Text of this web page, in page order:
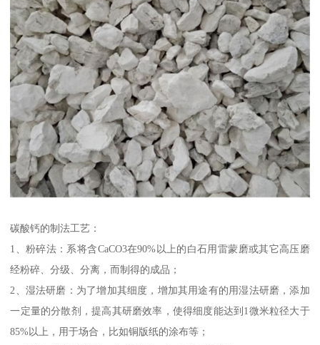
碳酸钙的制法工艺：
1、粉碎法：系将含CaCO3在90%以上的白石用雷蒙磨或其它高压磨
经粉碎、分级、分离，而制得的成品；
2、湿法研磨：为了增加其细度，增加其用途有的用湿法研磨，添加
一定量的分散剂，提高其研磨效率，使得细度能达到1微米粒径大于
85%以上，用于场合，比如铜版纸的涂布等；